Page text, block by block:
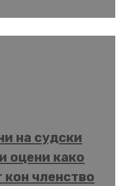
на судски
оцени како
кон членство